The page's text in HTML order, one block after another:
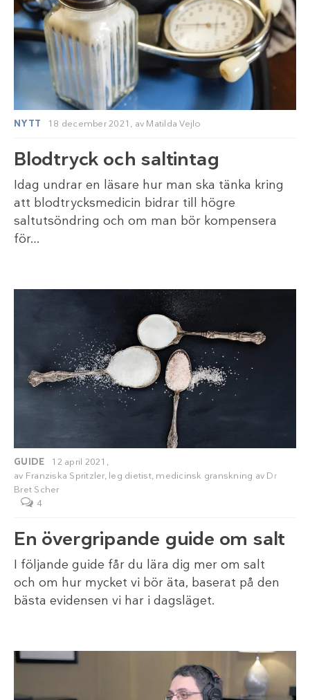
NYTT 18 december 2021, av Matilda Vejlo
Blodtryck och saltintag
Idag undrar en läsare hur man ska tänka kring
att blodtrycksmedicin bidrar till högre
saltutsöndring och om man bör kompensera
för…
GUIDE
12 april 2021,
av Franziska Spritzler, leg dietist, medicinsk granskning av Dr
Bret Scher
4
En övergripande guide om salt
I följande guide får du lära dig mer om salt
och om hur mycket vi bör äta, baserat på den
bästa evidensen vi har i dagsläget.